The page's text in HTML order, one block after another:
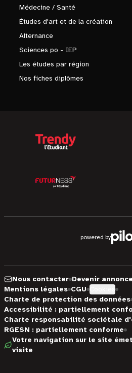
Médecine / Santé
Études d'art et de la création
Alternance
Sciences po - IEP
Les études par région
Nos fiches diplômes
powered by
Nous contacter Devenir
Mentions légales CGU
Charte de protection des données
Accessibilité : partiellement
Charte responsabilité sociétale
RGESN : partiellement conforme
Votre navigation sur le site
visite